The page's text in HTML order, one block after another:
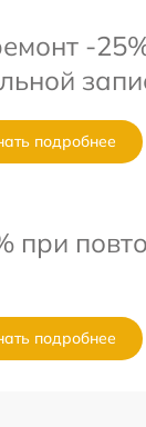
-
подробнее
при
подробнее